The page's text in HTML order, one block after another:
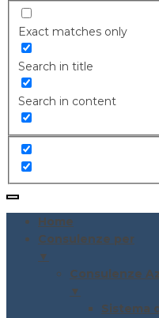
Exact matches only
Search in title
Search in content
Home
Consulenze per
▼
Consulenze
▼
Sistema